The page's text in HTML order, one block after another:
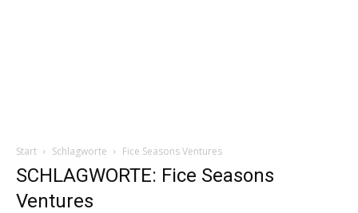
Start Schlagworte Fice Seasons Ventures
SCHLAGWORTE: Fice Seasons
Ventures